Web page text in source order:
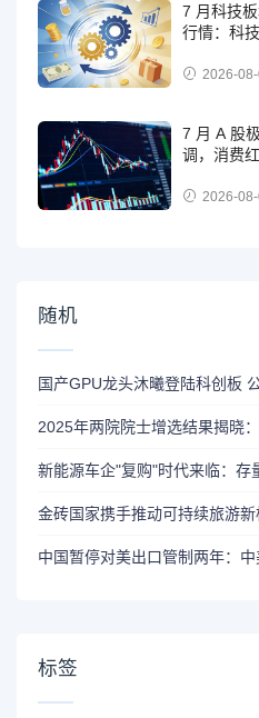
7 月科技
行情：科
2026-
7 月 A 股
调，消费
2026-
随机
国产GPU龙头沐曦登陆科创板
2025年两院院士增选结果揭晓
新能源车企"复购"时代来临：存
中国暂停对美出口管制两年：
标签